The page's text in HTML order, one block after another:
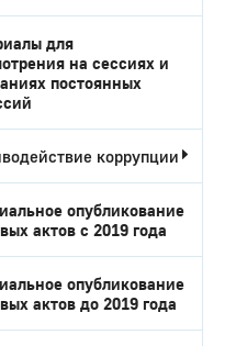
для
на сессиях и
постоянных
коррупции
опубликование
актов c 2019 года
опубликование
актов до 2019 года